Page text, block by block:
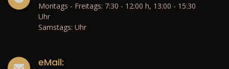
Montags - Freitags: 7:30 - 12:00 h, 13:00 - 15:30
Uhr
Samstags: Uhr
eMail: